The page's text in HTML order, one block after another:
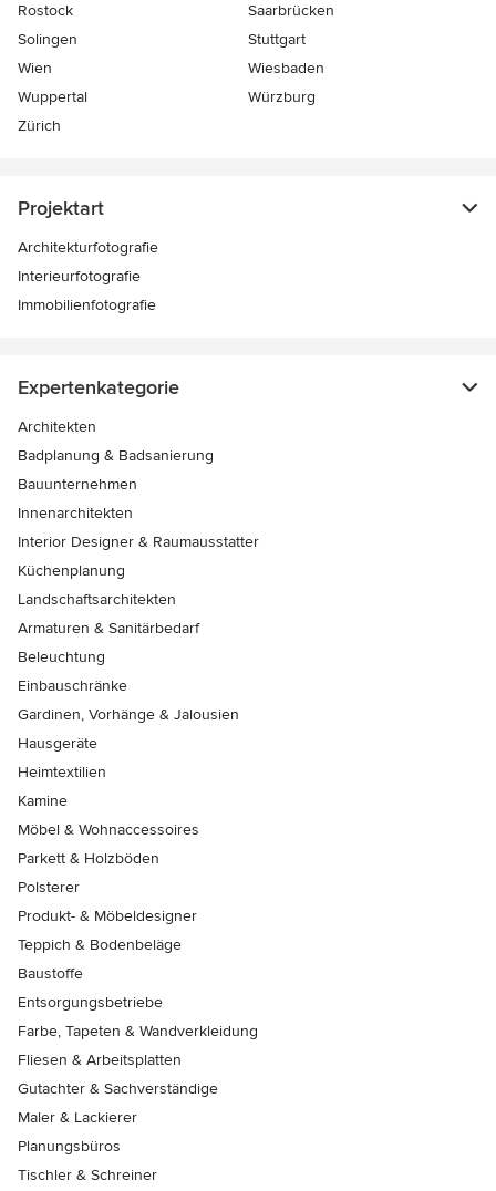
Rostock
Saarbrücken
Solingen
Stuttgart
Wien
Wiesbaden
Wuppertal
Würzburg
Zürich
Projektart
Architekturfotografie
Interieurfotografie
Immobilienfotografie
Expertenkategorie
Architekten
Badplanung & Badsanierung
Bauunternehmen
Innenarchitekten
Interior Designer & Raumausstatter
Küchenplanung
Landschaftsarchitekten
Armaturen & Sanitärbedarf
Beleuchtung
Einbauschränke
Gardinen, Vorhänge & Jalousien
Hausgeräte
Heimtextilien
Kamine
Möbel & Wohnaccessoires
Parkett & Holzböden
Polsterer
Produkt- & Möbeldesigner
Teppich & Bodenbeläge
Baustoffe
Entsorgungsbetriebe
Farbe, Tapeten & Wandverkleidung
Fliesen & Arbeitsplatten
Gutachter & Sachverständige
Maler & Lackierer
Planungsbüros
Tischler & Schreiner